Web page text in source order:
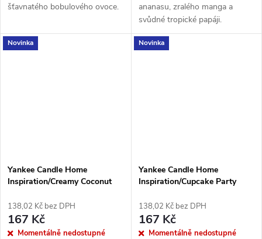
šťavnatého bobulového ovoce.
ananasu, zralého manga a
svůdné tropické papáji.
Novinka
Yankee Candle Home
Inspiration/Creamy Coconut
138,02 Kč bez DPH
167 Kč
Momentálně nedostupné
Novinka
Yankee Candle Home
Inspiration/Cupcake Party
138,02 Kč bez DPH
167 Kč
Momentálně nedostupné